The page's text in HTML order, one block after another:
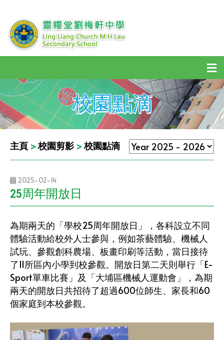
校園點滴
主頁 >校園剪影 >校園點滴
2025-02-14
25周年開放日
為期兩天的「學校25周年開放日」，各科設立不同
體驗活動給校外人士參與，例如茶藝體驗、機械人
試玩、參觀創科農場、板畫印刷等活動，當日接待
了11所區內小學到校參觀。開放日第二天則舉行「E-
Sport單車比賽」及「大埔區機械人運動會」，為期
兩天的開放日共招待了超過600位師生、家長和60
個家庭到本校參觀。